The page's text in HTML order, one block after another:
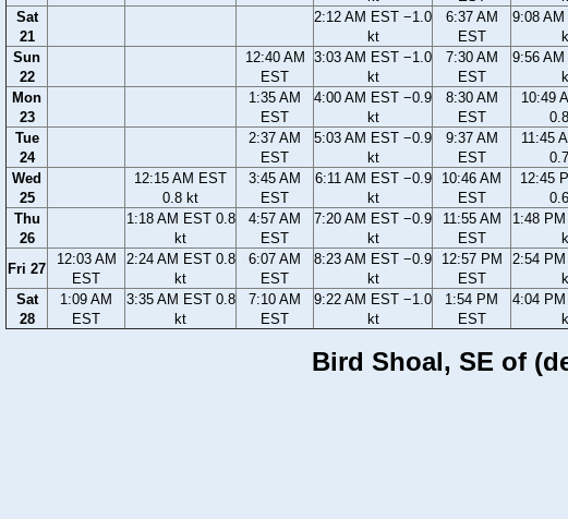
Sat
21
2:12 AM EST −1.0
kt
6:37 AM
EST
9:08
Sun
22
12:40 AM
EST
3:03 AM EST −1.0
kt
7:30 AM
EST
9:56
Mon
23
1:35 AM
EST
4:00 AM EST −0.9
kt
8:30 AM
EST
10:49
Tue
24
2:37 AM
EST
5:03 AM EST −0.9
kt
9:37 AM
EST
11:45
Wed
25
12:15 AM EST
0.8 kt
3:45 AM
EST
6:11 AM EST −0.9
kt
10:46 AM
EST
12:45
Thu
26
1:18 AM EST 0.8
kt
4:57 AM
EST
7:20 AM EST −0.9
kt
11:55 AM
EST
1:48
Fri 27
12:03 AM
EST
2:24 AM EST 0.8
kt
6:07 AM
EST
8:23 AM EST −0.9
kt
12:57 PM
EST
2:54
Sat
28
1:09 AM
EST
3:35 AM EST 0.8
kt
7:10 AM
EST
9:22 AM EST −1.0
kt
1:54 PM
EST
4:04
Bird Shoal, SE of